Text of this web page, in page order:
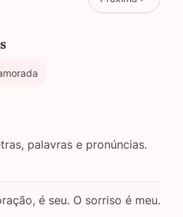
palavras e pronúncias.
é seu. O sorriso é meu.